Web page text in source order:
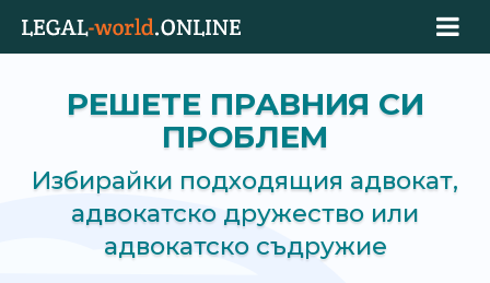
РЕШЕТЕ ПРАВНИЯ СИ
ПРОБЛЕМ
Избирайки подходящия адвокат,
адвокатско дружество или
адвокатско съдружие